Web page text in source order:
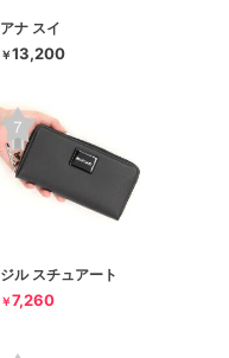
アナ スイ
￥13,200
ジル スチュアート
￥7,260